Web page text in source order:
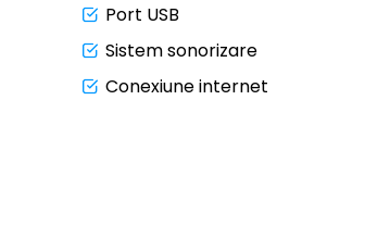
Port USB
Sistem sonorizare
Conexiune internet